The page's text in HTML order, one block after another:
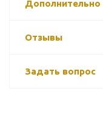
Дополнительно
Отзывы
Задать вопрос